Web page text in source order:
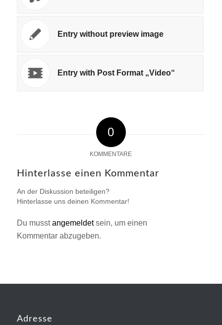
Entry without preview image
Entry with Post Format „Video“
0
KOMMENTARE
Hinterlasse einen Kommentar
An der Diskussion beteiligen?
Hinterlasse uns deinen Kommentar!
Du musstangemeldetsein, um einen
Kommentar abzugeben.
Adresse